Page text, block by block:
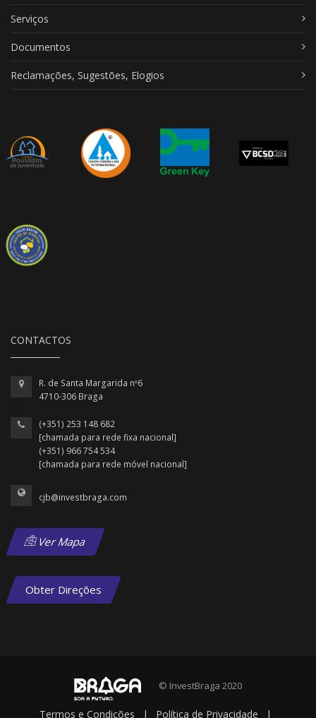
Serviços
Documentos
Reclamações, Sugestões, Elogios
CONTACTOS
R. de Santa Margarida nº6
4710-306 Braga
(+351) 253 148 682
[chamada para rede fixa nacional]
(+351) 966 754 534
[chamada para rede móvel nacional]
cjb@investbraga.com
Ver Mapa
Obter Direções
© InvestBraga 2020
Termos e Condições | Política de Privacidade |